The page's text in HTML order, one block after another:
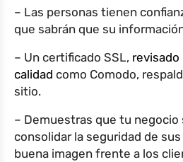
– Las personas tienen
que sabrán que su
– Un certificado SSL, revisado
calidad como Comodo,
sitio.
– Demuestras que tu negocio
consolidar la seguridad de
buena imagen frente a los